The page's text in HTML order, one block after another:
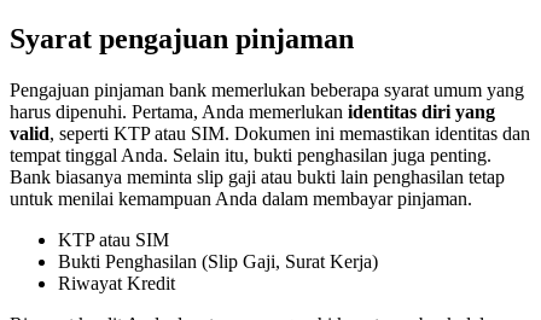
Syarat pengajuan pinjaman
Pengajuan pinjaman bank memerlukan beberapa syarat umum yang
harus dipenuhi. Pertama, Anda memerlukan identitas diri yang
valid, seperti KTP atau SIM. Dokumen ini memastikan identitas dan
tempat tinggal Anda. Selain itu, bukti penghasilan juga penting.
Bank biasanya meminta slip gaji atau bukti lain penghasilan tetap
untuk menilai kemampuan Anda dalam membayar pinjaman.
KTP atau SIM
Bukti Penghasilan (Slip Gaji, Surat Kerja)
Riwayat Kredit